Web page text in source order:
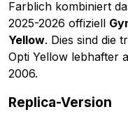
Farblich kombiniert
2025-2026 offiziell
Yellow. Dies sind die
Opti Yellow lebhafter
2006.
Replica-Version